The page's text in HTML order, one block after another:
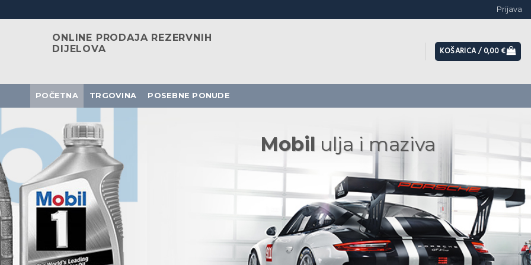
Prijava
ONLINE PRODAJA REZERVNIH
DIJELOVA
KOŠARICA /0,00€
POČETNA TRGOVINA POSEBNE PONUDE
Mobil ulja i maziva